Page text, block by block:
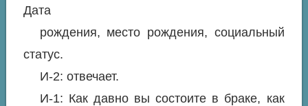
Дата
рождения, место рождения, социальный
статус.
И-2: отвечает.
И-1: Как давно вы состоите в браке, как